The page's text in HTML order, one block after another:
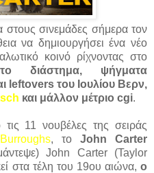
σινεμάδες σήμερα τον
να δημιουργήσει ένα νέο
κοινό ρίχνοντας στο
διάστημα, ψήγματα
leftovers του Ιουλίου Βερν,
και μάλλον μέτριο cgi.
11 νουβέλες της σειράς
, το John Carter
John Carter (Taylor
στα τέλη του 19ου αιώνα, ο